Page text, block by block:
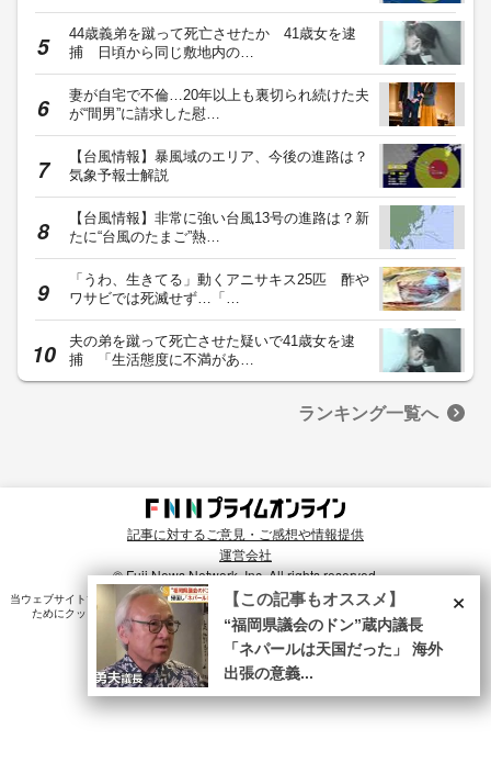
44歳義弟を蹴って死亡させたか 41歳女を逮
捕 日頃から同じ敷地内の…
妻が自宅で不倫…20年以上も裏切られ続けた夫
が“間男”に請求した慰…
【台風情報】暴風域のエリア、今後の進路は？
気象予報士解説
【台風情報】非常に強い台風13号の進路は？新
たに“台風のたまご”熱…
「うわ、生きてる」動くアニサキス25匹 酢や
ワサビでは死滅せず…「…
夫の弟を蹴って死亡させた疑いで41歳女を逮
捕 「生活態度に不満があ…
ランキング一覧へ
記事に対するご意見・ご感想や情報提供
運営会社
© Fuji News Network, Inc. All rights reserved.
当ウェブサイトでは、ユーザのニーズ・興味・関⼼に合致したコンテンツや広告配信を提供する
ためにクッキーを使⽤しています。詳細は、
プライバシーポリシー をご確認ください。×
【この記事もオススメ】
“福岡県議会のドン”蔵内議長
「ネパールは天国だった」 海外
出張の意義...